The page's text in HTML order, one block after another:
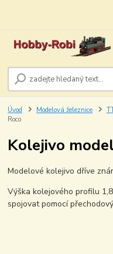
Úvod Modelová železnice
Roco
Kolejivo
Modelové kolejivo dříve
Výška kolejového profilu
spojovat pomocí